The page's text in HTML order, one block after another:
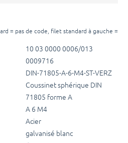
= pas de code, filet standard à gauche =
10 03 0000 0006/013
0009716
DIN-71805-A-6-M4-ST-VERZ
Coussinet sphérique DIN
71805 forme A
A 6 M4
Acier
galvanisé blanc